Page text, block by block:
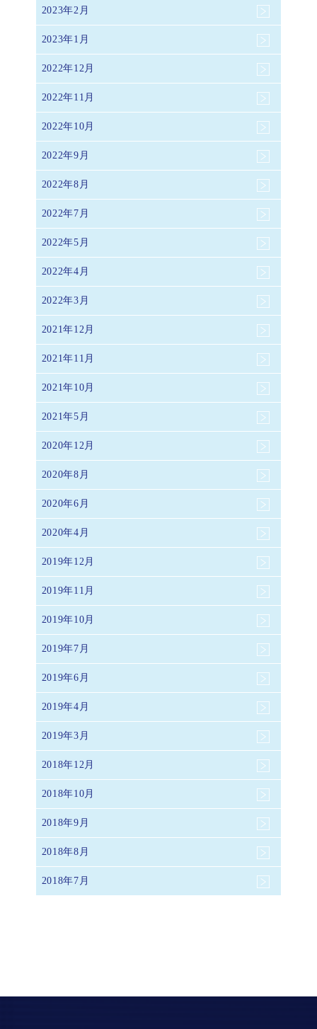
2023年2月
2023年1月
2022年12月
2022年11月
2022年10月
2022年9月
2022年8月
2022年7月
2022年5月
2022年4月
2022年3月
2021年12月
2021年11月
2021年10月
2021年5月
2020年12月
2020年8月
2020年6月
2020年4月
2019年12月
2019年11月
2019年10月
2019年7月
2019年6月
2019年4月
2019年3月
2018年12月
2018年10月
2018年9月
2018年8月
2018年7月